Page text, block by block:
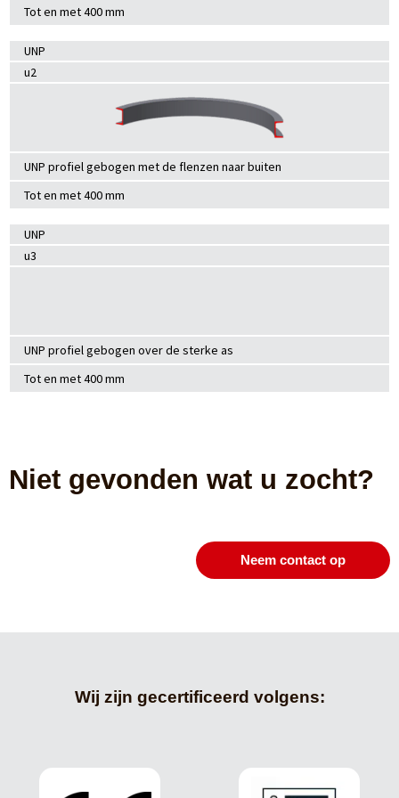
Tot en met 400 mm
UNP
u2
UNP profiel gebogen met de flenzen naar buiten
Tot en met 400 mm
UNP
u3
UNP profiel gebogen over de sterke as
Tot en met 400 mm
Niet gevonden wat u zocht?
Neem contact op
Wij zijn gecertificeerd volgens: